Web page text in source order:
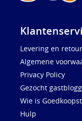
Levering en retour
Algemene
Privacy Policy
Gezocht
Wie is
Hulp